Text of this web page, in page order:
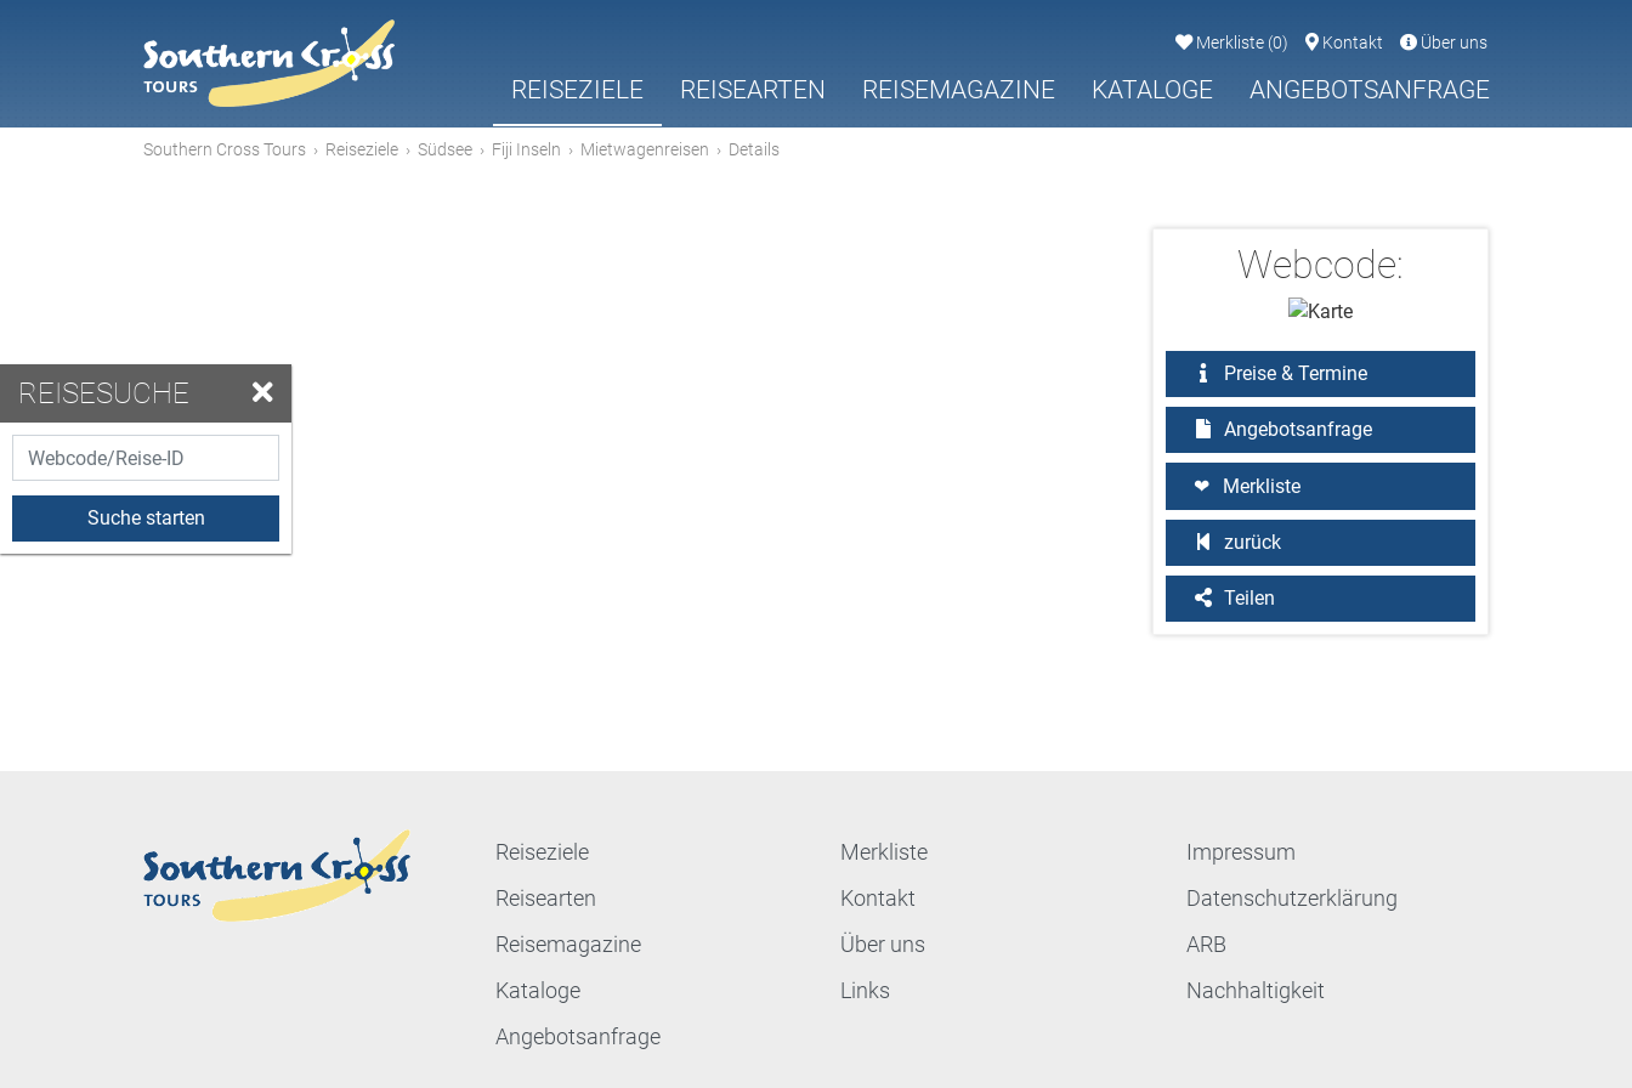
Merkliste (0) Kontakt Über uns
REISEZIELE REISEARTEN REISEMAGAZINE KATALOGE ANGEBOTSANFRAGE
Southern Cross Tours › Reiseziele › Südsee › Fiji Inseln › Mietwagenreisen › Details
Webcode:
Preise & Termine
Angebotsanfrage
Merkliste
zurück
Teilen
Reiseziele
Reisearten
Reisemagazine
Kataloge
Angebotsanfrage
Merkliste
Kontakt
Über uns
Links
Impressum
Datenschutzerklärung
ARB
Nachhaltigkeit
REISESUCHE
Suche starten